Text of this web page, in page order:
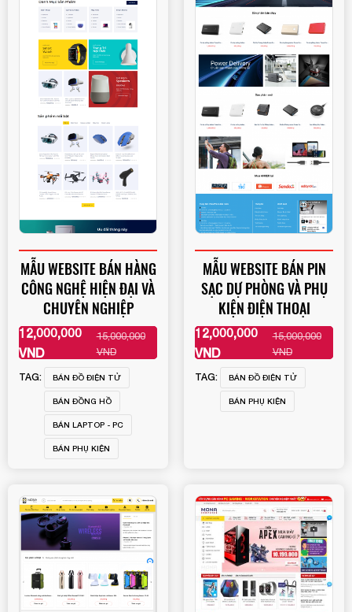
MẪU WEBSITE BÁN HÀNG
CÔNG NGHỆ HIỆN ĐẠI VÀ
CHUYÊN NGHIỆP
12,000,000
VND
15,000,000
VND
XEM THÊM
TAG: BÁN ĐỒ ĐIỆN TỬ
BÁN ĐỒNG HỒ
BÁN LAPTOP - PC
BÁN PHỤ KIỆN
MẪU WEBSITE BÁN PIN
SẠC DỰ PHÒNG VÀ PHỤ
KIỆN ĐIỆN THOẠI
12,000,000
VND
15,000,000
VND
XEM THÊM
TAG: BÁN ĐỒ ĐIỆN TỬ
BÁN PHỤ KIỆN